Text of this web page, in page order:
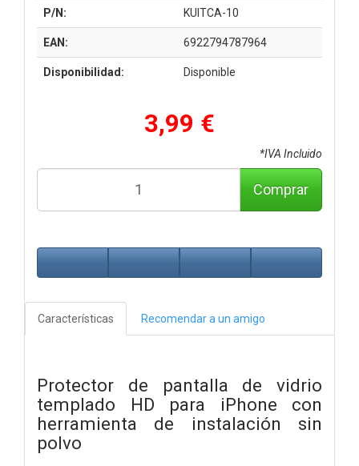
P/N: KUITCA-10
EAN: 6922794787964
Disponibilidad: Disponible
3,99 €
*IVA Incluido
Comprar
Características Recomendar a un amigo
Protector de pantalla de vidrio
templado HD para iPhone con
herramienta de instalación sin
polvo